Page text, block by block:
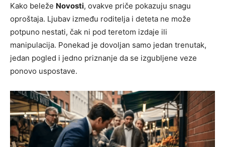
Kako beleže Novosti, ovakve priče pokazuju snagu
oproštaja. Ljubav između roditelja i deteta ne može
potpuno nestati, čak ni pod teretom izdaje ili
manipulacija. Ponekad je dovoljan samo jedan trenutak,
jedan pogled i jedno priznanje da se izgubljene veze
ponovo uspostave.